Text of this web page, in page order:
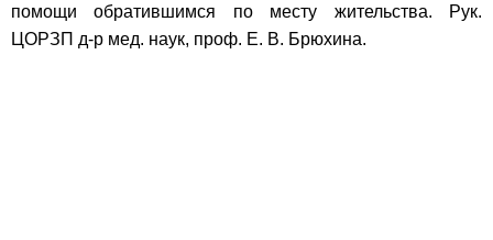
помощи обратившимся по месту жительства. Рук.
ЦОРЗП д-р мед. наук, проф. Е. В. Брюхина.